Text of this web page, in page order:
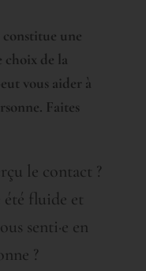
une
de la
vous aider à
Faites
le contact ?
fluide et
senti·e en
?